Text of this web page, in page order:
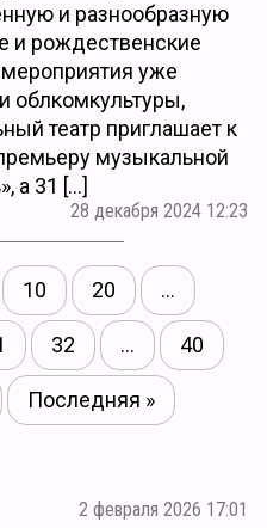
и разнообразную
и рождественские
уже
облкомкультуры,
театр приглашает к
музыкальной
а 31 […]
28 декабря 2024 12:23
10 20 ...
32 ... 40
Последняя »
2 февраля 2026 17:01